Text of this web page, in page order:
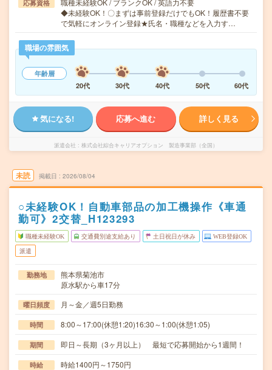
応募資格
職種未経験OK / ブランクOK / 英語力不要
◆未経験OK！〇まずは事前登録だけでもOK！履歴書不要
で気軽にオンライン登録★氏名・職種などを入力す…
職場の雰囲気
年齢層
20代
30代 40代 50代 60代
気になる! 応募へ進む 詳しく見る
派遣会社 株式会社綜合キャリアオプション 製造事業部（全国）
未読 掲載日 2026/08/04
○未経験OK！自動車部品の加工機操作《車通
勤可》2交替_H123293
職種未経験OK 交通費別途支給あり 土日祝日が休み WEB登録OK
派遣
勤務地
熊本県菊池市
原水駅から車17分
曜日頻度 月～金／週5日勤務
時間 8:00～17:00(休憩1:20)16:30～1:00(休憩1:05)
期間 即日～長期（3ヶ月以上） 最短で応募開始から1週間！
時給 時給1400円～1750円